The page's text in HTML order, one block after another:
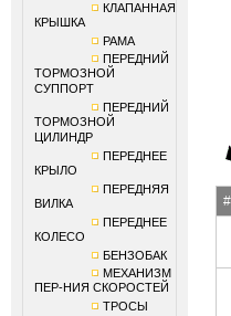
КЛАПАННАЯ
КРЫШКА
РАМА
ПЕРЕДНИЙ
ТОРМОЗНОЙ
СУППОРТ
ПЕРЕДНИЙ
ТОРМОЗНОЙ
ЦИЛИНДР
ПЕРЕДНЕЕ
КРЫЛО
ПЕРЕДНЯЯ
ВИЛКА
ПЕРЕДНЕЕ
КОЛЕСО
БЕНЗОБАК
МЕХАНИЗМ
ПЕР-НИЯ СКОРОСТЕЙ
ТРОСЫ
#